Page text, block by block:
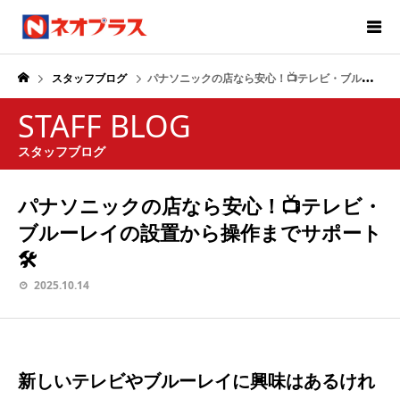
スタッフブログ パナソニックの店なら安心！📺テレビ・ブルーレイの設置から操作までサポート🛠️
STAFF BLOG
スタッフブログ
パナソニックの店なら安心！📺テレビ・
ブルーレイの設置から操作までサポート
🛠️
2025.10.14
新しいテレビやブルーレイに興味はあるけれ